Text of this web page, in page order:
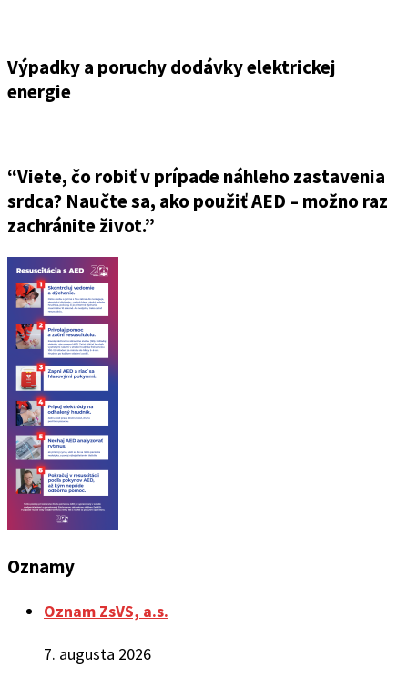
Výpadky a poruchy dodávky elektrickej
energie
“Viete, čo robiť v prípade náhleho zastavenia
srdca? Naučte sa, ako použiť AED – možno raz
zachránite život.”
Oznamy
Oznam ZsVS, a.s.
7. augusta 2026